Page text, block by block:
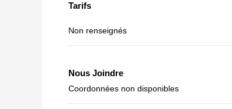
Tarifs
Non renseignés
Nous Joindre
Coordonnées non disponibles